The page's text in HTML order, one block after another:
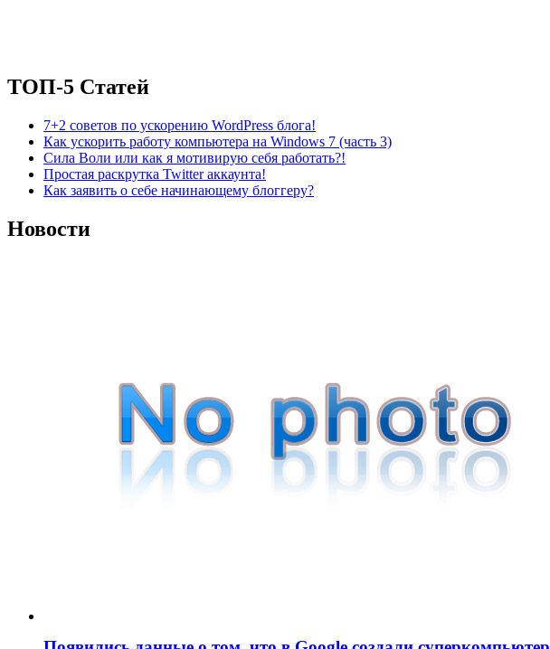
ТОП-5 Статей
7+2 советов по ускорению WordPress блога!
Как ускорить работу компьютера на Windows 7 (часть 3)
Сила Воли или как я мотивирую себя работать?!
Простая раскрутка Twitter аккаунта!
Как заявить о себе начинающему блоггеру?
Новости